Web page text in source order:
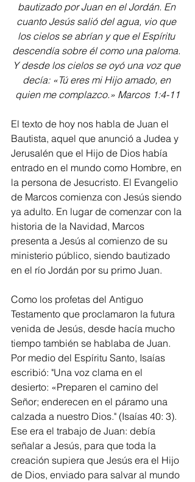
bautizado por Juan en el Jordán. En
cuanto Jesús salió del agua, vio que
los cielos se abrían y que el Espíritu
descendía sobre él como una paloma.
Y desde los cielos se oyó una voz que
decía: «Tú eres mi Hijo amado, en
quien me complazco.» Marcos 1:4-11
El texto de hoy nos habla de Juan el
Bautista, aquel que anunció a Judea y
Jerusalén que el Hijo de Dios había
entrado en el mundo como Hombre, en
la persona de Jesucristo. El Evangelio
de Marcos comienza con Jesús siendo
ya adulto. En lugar de comenzar con la
historia de la Navidad, Marcos
presenta a Jesús al comienzo de su
ministerio público, siendo bautizado
en el río Jordán por su primo Juan.
Como los profetas del Antiguo
Testamento que proclamaron la futura
venida de Jesús, desde hacía mucho
tiempo también se hablaba de Juan.
Por medio del Espíritu Santo, Isaías
escribió: "Una voz clama en el
desierto: «Preparen el camino del
Señor; enderecen en el páramo una
calzada a nuestro Dios." (Isaías 40: 3).
Ese era el trabajo de Juan: debía
señalar a Jesús, para que toda la
creación supiera que Jesús era el Hijo
de Dios, enviado para salvar al mundo